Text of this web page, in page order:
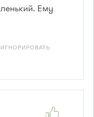
Ему
ИГНОРИРОВАТЬ